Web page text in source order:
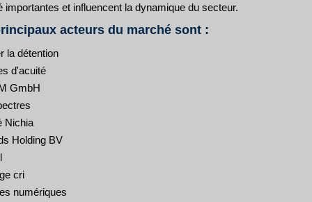
importantes et influencent la dynamique du secteur.
acteurs du marché sont :
la détention
d'acuité
GmbH
Nichia
Holding BV
cri
numériques